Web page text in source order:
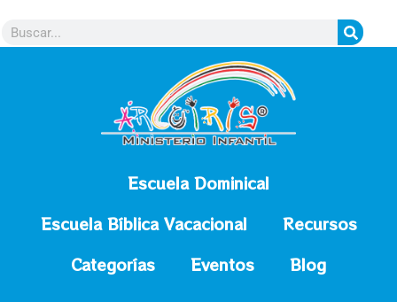
Escuela Dominical
Escuela Bíblica Vacacional
Recursos
Categorías
Eventos Blog